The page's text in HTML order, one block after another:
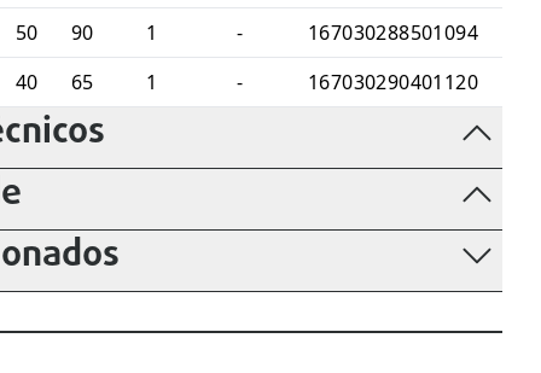
50 90 1 -
167030288501094
40 65 1 - 167030290401120